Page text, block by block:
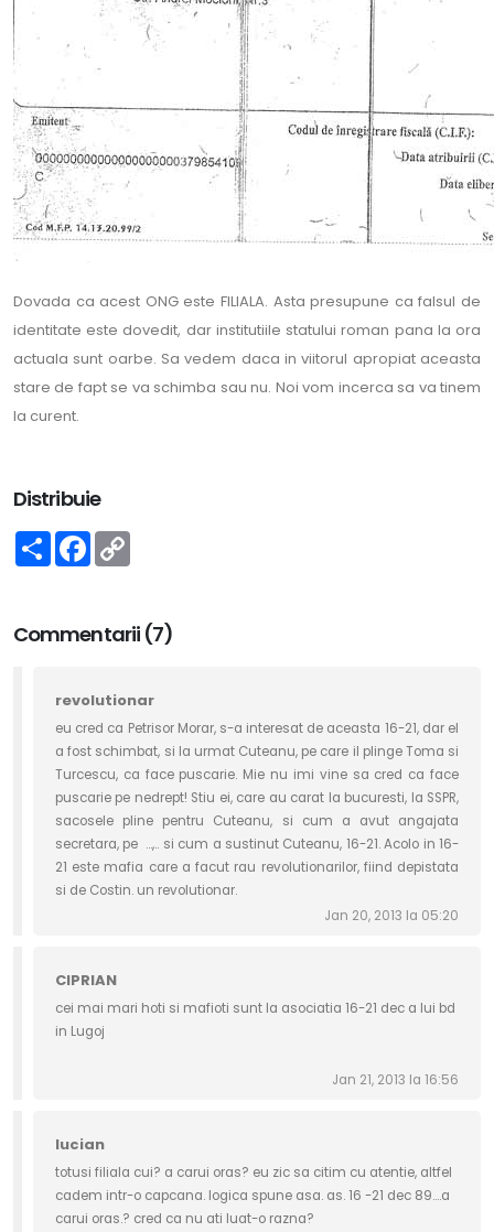
Dovada ca acest ONG este FILIALA. Asta presupune ca falsul de
identitate este dovedit, dar institutiile statului roman pana la ora
actuala sunt oarbe. Sa vedem daca in viitorul apropiat aceasta
stare de fapt se va schimba sau nu. Noi vom incerca sa va tinem
la curent.
Distribuie
Share Facebook
Commentarii (7)
revolutionar
eu cred ca Petrisor Morar, s-a interesat de aceasta 16-21, dar el
a fost schimbat, si la urmat Cuteanu, pe care il plinge Toma si
Turcescu, ca face puscarie. Mie nu imi vine sa cred ca face
puscarie pe nedrept! Stiu ei, care au carat la bucuresti, la SSPR,
sacosele pline pentru Cuteanu, si cum a avut angajata
secretara, pe ...,.. si cum a sustinut Cuteanu, 16-21. Acolo in 16-
21 este mafia care a facut rau revolutionarilor, fiind depistata
si de Costin. un revolutionar.
Jan 20, 2013 la 05:20
CIPRIAN
cei mai mari hoti si mafioti sunt la asociatia 16-21 dec a lui bd
in Lugoj
Jan 21, 2013 la 16:56
lucian
totusi filiala cui? a carui oras? eu zic sa citim cu atentie, altfel
cadem intr-o capcana. logica spune asa. as. 16 -21 dec 89....a
carui oras.? cred ca nu ati luat-o razna?